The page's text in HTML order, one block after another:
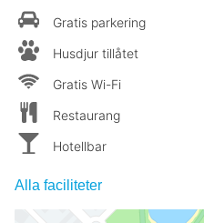
Gratis parkering
Husdjur tillåtet
Gratis Wi-Fi
Restaurang
Hotellbar
Alla faciliteter